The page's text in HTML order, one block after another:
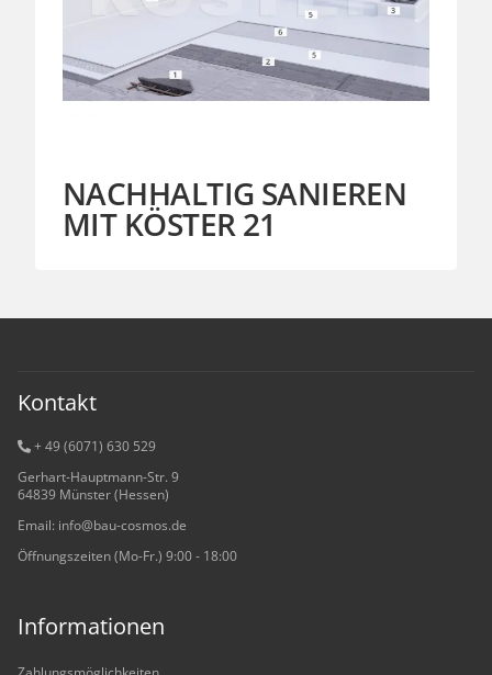
NACHHALTIG SANIEREN
MIT KÖSTER 21
Kontakt
+ 49 (6071) 630 529
Gerhart-Hauptmann-Str. 9
64839 Münster (Hessen)
Email: info@bau-cosmos.de
Öffnungszeiten (Mo-Fr.) 9:00 - 18:00
Informationen